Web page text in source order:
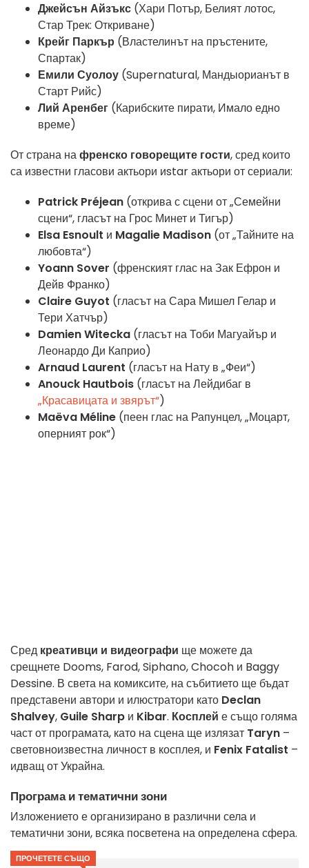
Джейсън Айзъкс (Хари Потър, Белият лотос,
Стар Трек: Откриване)
Крейг Паркър (Властелинът на пръстените,
Спартак)
Емили Суолоу (Supernatural, Мандыорианът в
Старт Рийс)
Лий Аренбег (Карибските пирати, Имало едно
време)
От страна нафренско говорещите гости, сред които
са известни гласови актьори иstar актьори от сериали:
Patrick Préjean (открива с сцени от „Семейни
сцени“, гласът на Грос Минет и Тигър)
Elsa Esnoult и Magalie Madison (от „Тайните на
любовта“)
Yoann Sover (френският глас на Зак Ефрон и
Дейв Франко)
Claire Guyot (гласът на Сара Мишел Гелар и
Тери Хатчър)
Damien Witecka (гласът на Тоби Магуайър и
Леонардо Ди Каприо)
Arnaud Laurent (гласът на Нату в „Феи“)
Anouck Hautbois (гласът на Лейдибаг в
„Красавицата и звярът“)
Maëva Méline (пеен глас на Рапунцел, „Моцарт,
оперният рок“)
Сред креативци и видеографи ще можете да
срещнете Dooms, Farod, Siphano, Chocoh и Baggy
Dessine. В света на комиксите, на събитието ще бъдат
представени автори и илюстратори като Declan
Shalvey, Guile Sharp и Kibar. Косплей е също голяма
част от програмата, като на сцена ще излязат Taryn –
световноизвестна личност в косплея, и Fenix Fatalist –
идващ от Украйна.
Програма и тематични зони
Изложението е организирано в различни села и
тематични зони, всяка посветена на определена сфера.
ПРОЧЕТЕТЕ СЪЩО